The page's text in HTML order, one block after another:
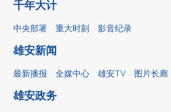
千年大计
中央部署 重大时刻 影音纪录
雄安新闻
最新播报 全媒中心 雄安TV 图片长廊
雄安政务